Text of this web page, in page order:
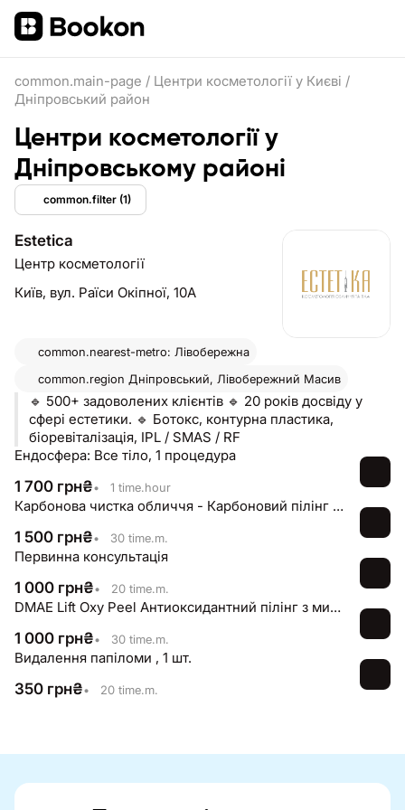
common.main-page / Центри косметології у Києві /
Дніпровський район
Центри косметології у
Дніпровському районі
common.filter (1)
Estetica
Центр косметології
Київ, вул. Раїси Окіпної, 10А
common.nearest-metro: Лівобережна
common.region Дніпровський, Лівобережний Масив
🔹 500+ задоволених клієнтів 🔹 20 років досвіду у
сфері естетики. 🔹 Ботокс, контурна пластика,
біоревіталізація, IPL / SMAS / RF
Ендосфера: Все тіло, 1 процедура
1 700 грн₴• 1 time.hour
Карбонова чистка обличчя - Карбоновий пілінг + неодимовий лазер
1 500 грн₴• 30 time.m.
Первинна консультація
1 000 грн₴• 20 time.m.
DMAE Lift Oxy Peel Антиоксидантний пілінг з миттєвим ліфтинг ефектом
1 000 грн₴• 30 time.m.
Видалення папіломи , 1 шт.
350 грн₴• 20 time.m.